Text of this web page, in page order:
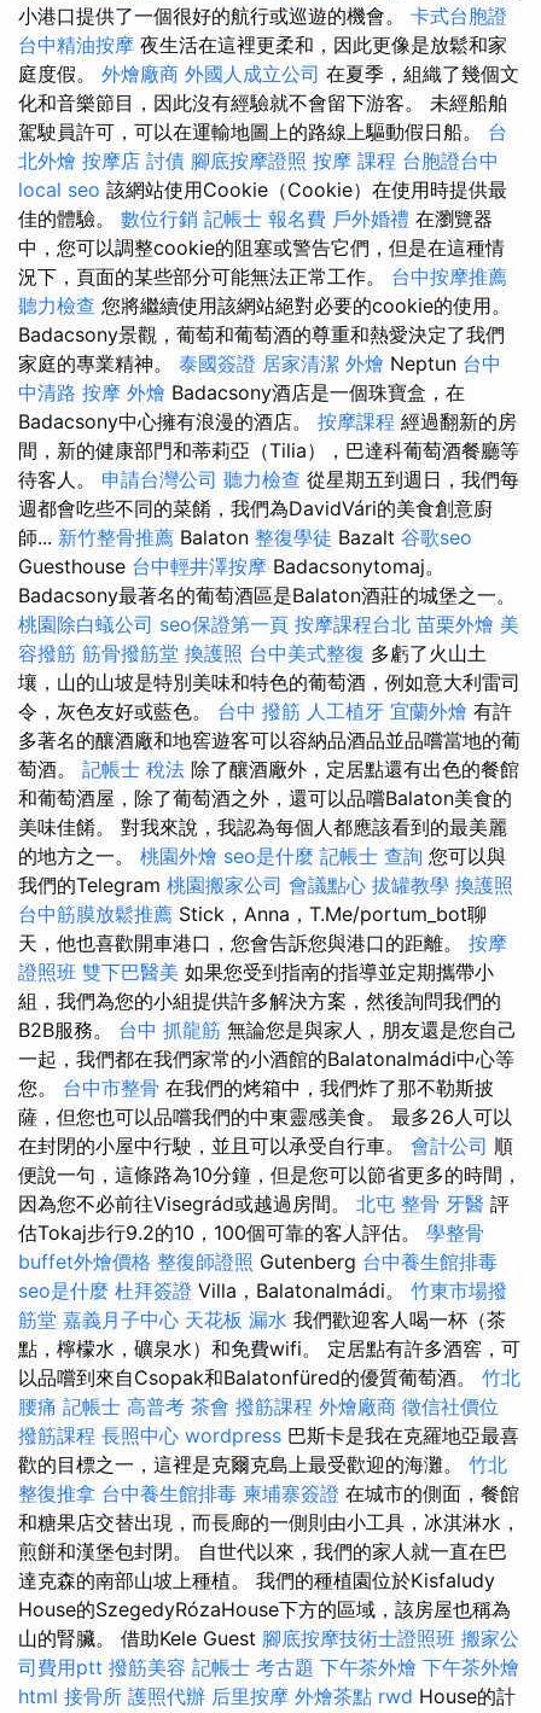
小港口提供了一個很好的航行或巡遊的機會。 卡式台胞證
台中精油按摩 夜生活在這裡更柔和，因此更像是放鬆和家
庭度假。 外燴廠商 外國人成立公司 在夏季，組織了幾個文
化和音樂節目，因此沒有經驗就不會留下游客。 未經船舶
駕駛員許可，可以在運輸地圖上的路線上驅動假日船。 台
北外燴 按摩店 討債 腳底按摩證照 按摩 課程 台胞證台中
local seo 該網站使用Cookie（Cookie）在使用時提供最
佳的體驗。 數位行銷 記帳士 報名費 戶外婚禮 在瀏覽器
中，您可以調整cookie的阻塞或警告它們，但是在這種情
況下，頁面的某些部分可能無法正常工作。 台中按摩推薦
聽力檢查 您將繼續使用該網站絕對必要的cookie的使用。
Badacsony景觀，葡萄和葡萄酒的尊重和熱愛決定了我們
家庭的專業精神。 泰國簽證 居家清潔 外燴 Neptun 台中
中清路 按摩 外燴 Badacsony酒店是一個珠寶盒，在
Badacsony中心擁有浪漫的酒店。 按摩課程 經過翻新的房
間，新的健康部門和蒂莉亞（Tilia），巴達科葡萄酒餐廳等
待客人。 申請台灣公司 聽力檢查 從星期五到週日，我們每
週都會吃些不同的菜餚，我們為DavidVári的美食創意廚
師... 新竹整骨推薦 Balaton 整復學徒 Bazalt 谷歌seo
Guesthouse 台中輕井澤按摩 Badacsonytomaj。
Badacsony最著名的葡萄酒區是Balaton酒莊的城堡之一。
桃園除白蟻公司 seo保證第一頁 按摩課程台北 苗栗外燴 美
容撥筋 筋骨撥筋堂 換護照 台中美式整復 多虧了火山土
壤，山的山坡是特別美味和特色的葡萄酒，例如意大利雷司
令，灰色友好或藍色。 台中 撥筋 人工植牙 宜蘭外燴 有許
多著名的釀酒廠和地窖遊客可以容納品酒品並品嚐當地的葡
萄酒。 記帳士 稅法 除了釀酒廠外，定居點還有出色的餐館
和葡萄酒屋，除了葡萄酒之外，還可以品嚐Balaton美食的
美味佳餚。 對我來說，我認為每個人都應該看到的最美麗
的地方之一。 桃園外燴 seo是什麼 記帳士 查詢 您可以與
我們的Telegram 桃園搬家公司 會議點心 拔罐教學 換護照
台中筋膜放鬆推薦 Stick，Anna，T.Me/portum_bot聊
天，他也喜歡開車港口，您會告訴您與港口的距離。 按摩
證照班 雙下巴醫美 如果您受到指南的指導並定期攜帶小
組，我們為您的小組提供許多解決方案，然後詢問我們的
B2B服務。 台中 抓龍筋 無論您是與家人，朋友還是您自己
一起，我們都在我們家常的小酒館的Balatonalmádi中心等
您。 台中市整骨 在我們的烤箱中，我們炸了那不勒斯披
薩，但您也可以品嚐我們的中東靈感美食。 最多26人可以
在封閉的小屋中行駛，並且可以承受自行車。 會計公司 順
便說一句，這條路為10分鐘，但是您可以節省更多的時間，
因為您不必前往Visegrád或越過房間。 北屯 整骨 牙醫 評
估Tokaj步行9.2的10，100個可靠的客人評估。 學整骨
buffet外燴價格 整復師證照 Gutenberg 台中養生館排毒
seo是什麼 杜拜簽證 Villa，Balatonalmádi。 竹東市場撥
筋堂 嘉義月子中心 天花板 漏水 我們歡迎客人喝一杯（茶
點，檸檬水，礦泉水）和免費wifi。 定居點有許多酒窖，可
以品嚐到來自Csopak和Balatonfüred的優質葡萄酒。 竹北
腰痛 記帳士 高普考 茶會 撥筋課程 外燴廠商 徵信社價位
撥筋課程 長照中心 wordpress 巴斯卡是我在克羅地亞最喜
歡的目標之一，這裡是克爾克島上最受歡迎的海灘。 竹北
整復推拿 台中養生館排毒 柬埔寨簽證 在城市的側面，餐館
和糖果店交替出現，而長廊的一側則由小工具，冰淇淋水，
煎餅和漢堡包封閉。 自世代以來，我們的家人就一直在巴
達克森的南部山坡上種植。 我們的種植園位於Kisfaludy
House的SzegedyRózaHouse下方的區域，該房屋也稱為
山的腎臟。 借助Kele Guest 腳底按摩技術士證照班 搬家公
司費用ptt 撥筋美容 記帳士 考古題 下午茶外燴 下午茶外燴
html 接骨所 護照代辦 后里按摩 外燴茶點 rwd House的計